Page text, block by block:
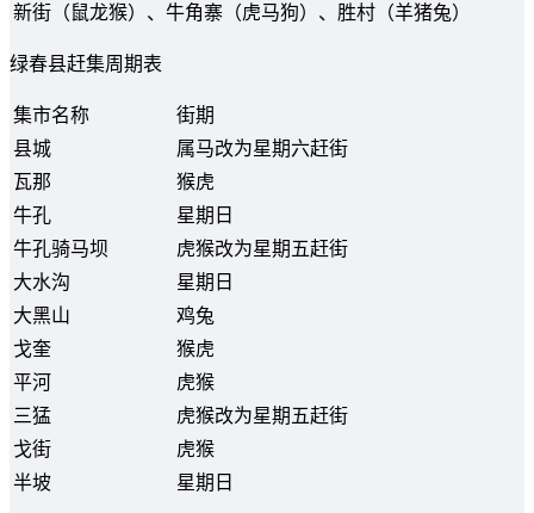
新街（鼠龙猴）、牛角寨（虎马狗）、胜村（羊猪兔）
绿春县赶集周期表
集市名称
街期
县城
属马改为星期六赶街
瓦那
猴虎
牛孔
星期日
牛孔骑马坝
虎猴改为星期五赶街
大水沟
星期日
大黑山
鸡兔
戈奎
猴虎
平河
虎猴
三猛
虎猴改为星期五赶街
戈街
虎猴
半坡
星期日